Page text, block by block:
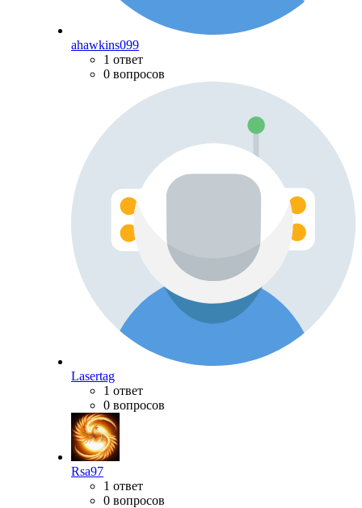
ahawkins099
1 ответ
0 вопросов
Lasertag
1 ответ
0 вопросов
Rsa97
1 ответ
0 вопросов